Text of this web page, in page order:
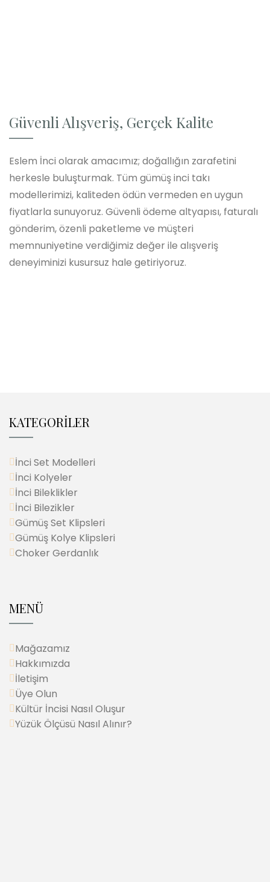
Güvenli Alışveriş, Gerçek Kalite
Eslem İnci olarak amacımız; doğallığın zarafetini
herkesle buluşturmak. Tüm gümüş inci takı
modellerimizi, kaliteden ödün vermeden en uygun
fiyatlarla sunuyoruz. Güvenli ödeme altyapısı, faturalı
gönderim, özenli paketleme ve müşteri
memnuniyetine verdiğimiz değer ile alışveriş
deneyiminizi kusursuz hale getiriyoruz.
KATEGORİLER
İnci Set Modelleri
İnci Kolyeler
İnci Bileklikler
İnci Bilezikler
Gümüş Set Klipsleri
Gümüş Kolye Klipsleri
Choker Gerdanlık
MENÜ
Mağazamız
Hakkımızda
İletişim
Üye Olun
Kültür İncisi Nasıl Oluşur
Yüzük Ölçüsü Nasıl Alınır?